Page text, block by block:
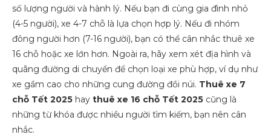
số lượng người và hành lý. Nếu bạn đi cùng gia đình nhỏ
(4-5 người), xe 4-7 chỗ là lựa chọn hợp lý. Nếu đi nhóm
đông người hơn (7-16 người), bạn có thể cân nhắc thuê xe
16 chỗ hoặc xe lớn hơn. Ngoài ra, hãy xem xét địa hình và
quãng đường di chuyển để chọn loại xe phù hợp, ví dụ như
xe gầm cao cho những cung đường đồi núi. Thuê xe 7
chỗ Tết 2025 hay thuê xe 16 chỗ Tết 2025 cũng là
những từ khóa được nhiều người tìm kiếm, bạn nên cân
nhắc.